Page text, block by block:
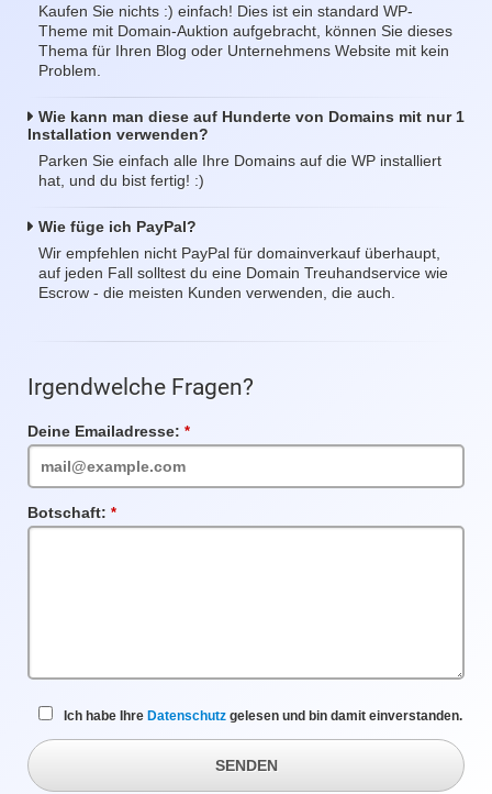
Kaufen Sie nichts :) einfach! Dies ist ein standard WP-
Theme mit Domain-Auktion aufgebracht, können Sie dieses
Thema für Ihren Blog oder Unternehmens Website mit kein
Problem.
Wie kann man diese auf Hunderte von Domains mit nur 1
Installation verwenden?
Parken Sie einfach alle Ihre Domains auf die WP installiert
hat, und du bist fertig! :)
Wie füge ich PayPal?
Wir empfehlen nicht PayPal für domainverkauf überhaupt,
auf jeden Fall solltest du eine Domain Treuhandservice wie
Escrow - die meisten Kunden verwenden, die auch.
Irgendwelche Fragen?
Deine Emailadresse:
Botschaft:
Ich habe Ihre Datenschutz gelesen und bin damit einverstanden.
SENDEN